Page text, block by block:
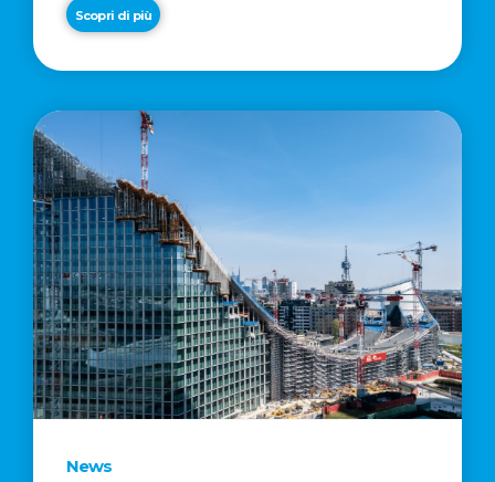
Scopri di più
News